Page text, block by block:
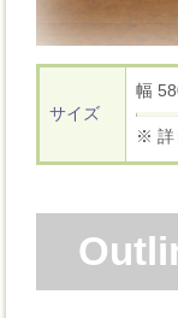
サイズ
幅
※ 詳